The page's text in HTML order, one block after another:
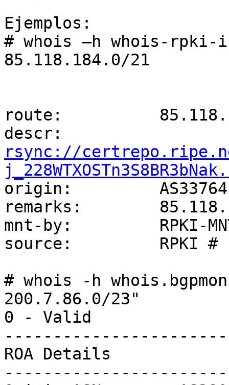
Ejemplos:
# whois –h whois-
85.118.184.0/21
route:
rsync://
origin:         AS33764
remarks:
mnt-by:         RPKI-
source:         RPKI #
# whois -h
200.7.86.0/23"
0 - Valid
ROA Details